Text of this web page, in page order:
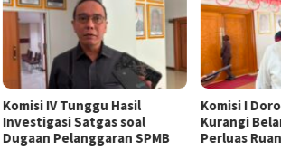
Tunggu Hasil
Satgas soal
SPMB
Komisi I Dorong
Kurangi Belanja ASN
Perluas Ruang